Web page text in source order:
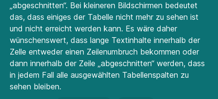
„abgeschnitten“. Bei kleineren Bildschirmen bedeutet
das, dass einiges der Tabelle nicht mehr zu sehen ist
und nicht erreicht werden kann. Es wäre daher
wünschenswert, dass lange Textinhalte innerhalb der
Zelle entweder einen Zeilenumbruch bekommen oder
dann innerhalb der Zeile „abgeschnitten“ werden, dass
in jedem Fall alle ausgewählten Tabellenspalten zu
sehen bleiben.